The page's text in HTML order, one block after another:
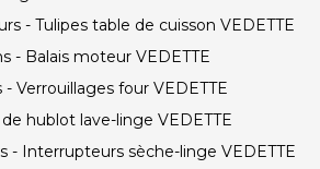
- Tulipes table de cuisson VEDETTE
- Balais moteur VEDETTE
- Verrouillages four VEDETTE
hublot lave-linge VEDETTE
- Interrupteurs sèche-linge VEDETTE